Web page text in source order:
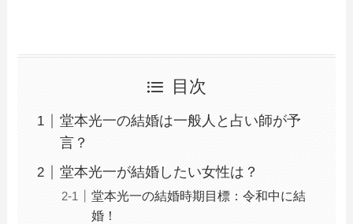
目次
堂本光一の結婚は一般人と占い師が予
言？
堂本光一が結婚したい女性は？
堂本光一の結婚時期目標：令和中に結
婚！